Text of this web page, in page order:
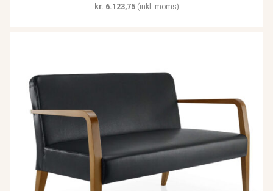
kr. 6.123,75(inkl. moms)